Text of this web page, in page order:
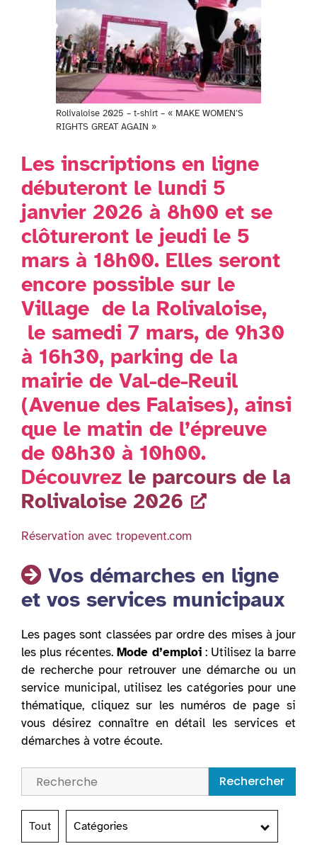
Rolivaloise 2025 – t-shirt – « MAKE WOMEN’S
RIGHTS GREAT AGAIN »
Les inscriptions en ligne
débuteront le lundi 5
janvier 2026 à 8h00 et se
clôtureront le jeudi le 5
mars à 18h00. Elles seront
encore possible sur le
Village de la Rolivaloise,
le samedi 7 mars, de 9h30
à 16h30, parking de la
mairie de Val-de-Reuil
(Avenue des Falaises), ainsi
que le matin de l’épreuve
de 08h30 à 10h00.
Découvrez le parcours de la
Rolivaloise 2026
Réservation avec tropevent.com
Vos démarches en ligne
et vos services municipaux
Les pages sont classées par ordre des mises à jour
les plus récentes.Mode d’emploi: Utilisez la barre
de recherche pour retrouver une démarche ou un
service municipal, utilisez les catégories pour une
thématique, cliquez sur les numéros de page si
vous désirez connaître en détail les services et
démarches à votre écoute.
Rechercher
Tout Catégories